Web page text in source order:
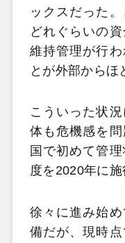
ックスだった
どれぐらいの
維持管理が行
とが外部からほ
こういった状
体も危機感を
国で初めて管
度を2020年に施
徐々に進み始
備だが、現時